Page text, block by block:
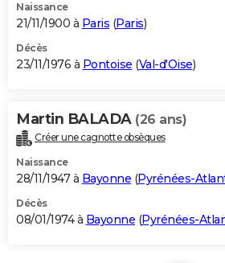
Naissance
21/11/1900 à Paris (Paris)
Décès
23/11/1976 à Pontoise (Val-d'Oise)
Martin BALADA (26 ans)
Créer une cagnotte obsèques
Naissance
28/11/1947 à Bayonne (Pyrénées-
Décès
08/01/1974 à Bayonne (Pyrénées-